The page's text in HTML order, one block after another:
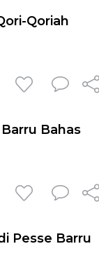
Qoriah
Bahas
Pesse Barru